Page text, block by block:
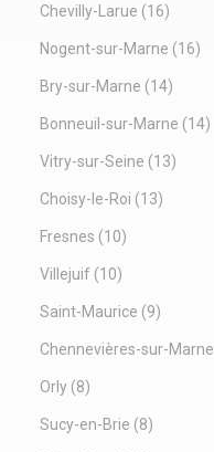
Chevilly-Larue (16)
Nogent-sur-Marne (16)
Bry-sur-Marne (14)
Bonneuil-sur-Marne (14)
Vitry-sur-Seine (13)
Choisy-le-Roi (13)
Fresnes (10)
Villejuif (10)
Saint-Maurice (9)
Chennevières-sur-Marne
Orly (8)
Sucy-en-Brie (8)